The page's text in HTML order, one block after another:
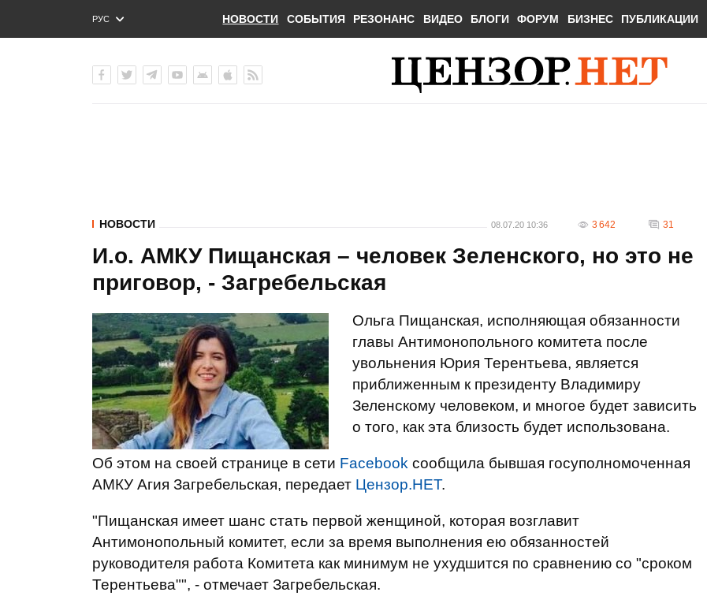
РУС
ENG
НОВОСТИ СОБЫТИЯ РЕЗОНАНС ВИДЕО БЛОГИ ФОРУМ БИЗНЕС ПУБЛИКАЦИИ
НОВОСТИ 08.07.20 10:36 3 642 31
И.о. АМКУ Пищанская – человек Зеленского, но это не
приговор, - Загребельская
Ольга Пищанская, исполняющая обязанности
главы Антимонопольного комитета после
увольнения Юрия Терентьева, является
приближенным к президенту Владимиру
Зеленскому человеком, и многое будет зависить
о того, как эта близость будет использована.
Об этом на своей странице в сети Facebook сообщила бывшая госуполномоченная
АМКУ Агия Загребельская, передает Цензор.НЕТ.
"Пищанская имеет шанс стать первой женщиной, которая возглавит
Антимонопольный комитет, если за время выполнения ею обязанностей
руководителя работа Комитета как минимум не ухудшится по сравнению со "сроком
Терентьева"", - отмечает Загребельская.